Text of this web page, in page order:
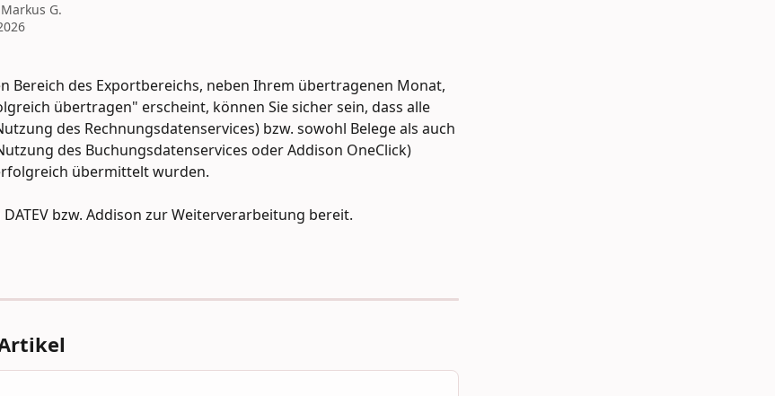
Markus G.
Bereich des Exportbereichs, neben Ihrem übertragenen Monat,
übertragen" erscheint, können Sie sicher sein, dass alle
des Rechnungsdatenservices) bzw. sowohl Belege als auch
des Buchungsdatenservices oder Addison OneClick)
übermittelt wurden.
bzw. Addison zur Weiterverarbeitung bereit.